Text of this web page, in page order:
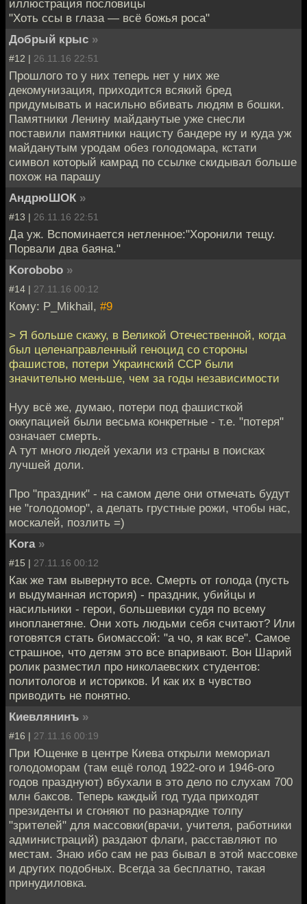
иллюстрация пословицы
"Хоть ссы в глаза — всё божья роса"
Добрый крыс »
#12 | 26.11.16 22:51
Прошлого то у них теперь нет у них же
декомунизация, приходится всякий бред
придумывать и насильно вбивать людям в бошки.
Памятники Ленину майданутые уже снесли
поставили памятники нацисту бандере ну и куда уж
майданутым уродам обез голодомара, кстати
символ который камрад по ссылке скидывал больше
похож на парашу
АндрюШОК »
#13 | 26.11.16 22:51
Да уж. Вспоминается нетленное:"Хоронили тещу.
Порвали два баяна."
Korobobo »
#14 | 27.11.16 00:12
Кому: P_Mikhail, #9
> Я больше скажу, в Великой Отечественной, когда
был целенаправленный геноцид со стороны
фашистов, потери Украинский ССР были
значительно меньше, чем за годы независимости
Нуу всё же, думаю, потери под фашисткой
оккупацией были весьма конкретные - т.е. "потеря"
означает смерть.
А тут много людей уехали из страны в поисках
лучшей доли.
Про "праздник" - на самом деле они отмечать будут
не "голодомор", а делать грустные рожи, чтобы нас,
москалей, позлить =)
Kora »
#15 | 27.11.16 00:12
Как же там вывернуто все. Смерть от голода (пусть
и выдуманная история) - праздник, убийцы и
насильники - герои, большевики судя по всему
инопланетяне. Они хоть людьми себя считают? Или
готовятся стать биомассой: "а чо, я как все". Самое
страшное, что детям это все впаривают. Вон Шарий
ролик разместил про николаевских студентов:
политологов и историков. И как их в чувство
приводить не понятно.
Киевлянинъ »
#16 | 27.11.16 00:19
При Ющенке в центре Киева открыли мемориал
голодоморам (там ещё голод 1922-ого и 1946-ого
годов празднуют) вбухали в это дело по слухам 700
млн баксов. Теперь каждый год туда приходят
президенты и сгоняют по разнарядке толпу
"зрителей" для массовки(врачи, учителя, работники
администраций) раздают флаги, расставляют по
местам. Знаю ибо сам не раз бывал в этой массовке
и других подобных. Всегда за бесплатно, такая
принудиловка.